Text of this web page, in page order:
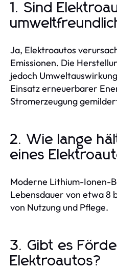
1. Sind
Ja, Elektroautos
Emissionen. Die
jedoch
Einsatz erneuerbarer
Stromerzeugung
2. Wie lange
eines
Moderne Lithium-Ionen-
Lebensdauer von etwa 8
von Nutzung und Pflege.
3. Gibt es
Elektroautos?